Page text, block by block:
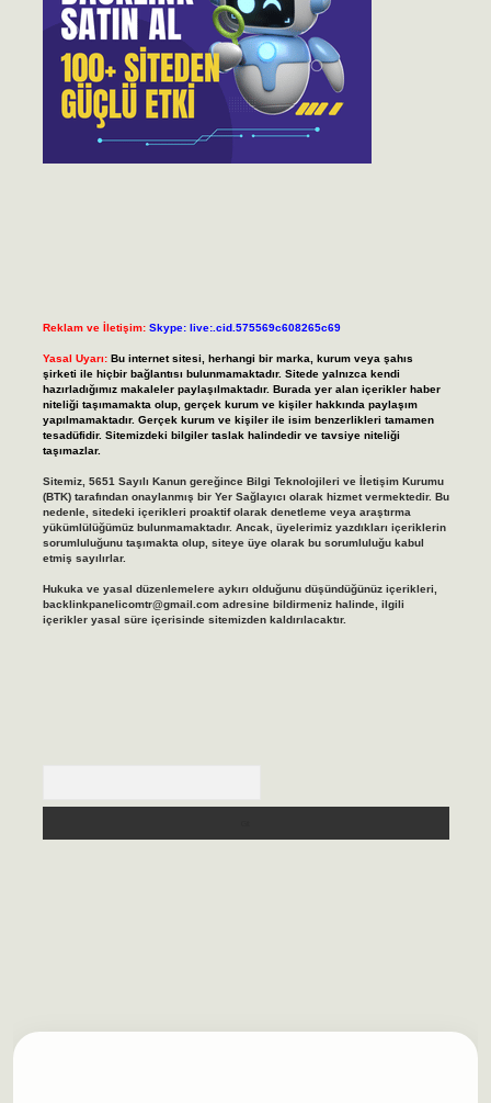
Reklam ve İletişim: Skype: live:.cid.575569c608265c69
Yasal Uyarı: Bu internet sitesi, herhangi bir marka, kurum veya şahıs
şirketi ile hiçbir bağlantısı bulunmamaktadır. Sitede yalnızca kendi
hazırladığımız makaleler paylaşılmaktadır. Burada yer alan içerikler haber
niteliği taşımamakta olup, gerçek kurum ve kişiler hakkında paylaşım
yapılmamaktadır. Gerçek kurum ve kişiler ile isim benzerlikleri tamamen
tesadüfidir. Sitemizdeki bilgiler taslak halindedir ve tavsiye niteliği
taşımazlar.
Sitemiz, 5651 Sayılı Kanun gereğince Bilgi Teknolojileri ve İletişim Kurumu
(BTK) tarafından onaylanmış bir Yer Sağlayıcı olarak hizmet vermektedir. Bu
nedenle, sitedeki içerikleri proaktif olarak denetleme veya araştırma
yükümlülüğümüz bulunmamaktadır. Ancak, üyelerimiz yazdıkları içeriklerin
sorumluluğunu taşımakta olup, siteye üye olarak bu sorumluluğu kabul
etmiş sayılırlar.
Hukuka ve yasal düzenlemelere aykırı olduğunu düşündüğünüz içerikleri,
backlinkpanelicomtr@gmail.comadresine bildirmeniz halinde, ilgili
içerikler yasal süre içerisinde sitemizden kaldırılacaktır.